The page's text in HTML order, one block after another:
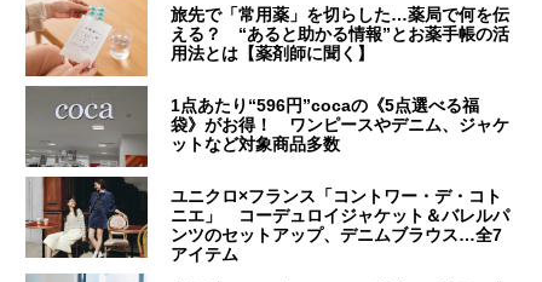
旅先で「常用薬」を切らした…薬局で何を伝
える？ “あると助かる情報”とお薬手帳の活
用法とは【薬剤師に聞く】
1点あたり“596円”cocaの《5点選べる福
袋》がお得！ ワンピースやデニム、ジャケ
ットなど対象商品多数
ユニクロ×フランス「コントワー・デ・コト
ニエ」 コーデュロイジャケット＆バレルパ
ンツのセットアップ、デニムブラウス…全7
アイテム